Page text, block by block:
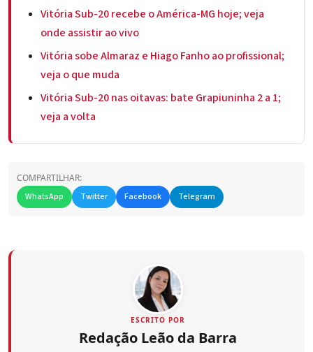
Vitória Sub-20 recebe o América-MG hoje; veja
onde assistir ao vivo
Vitória sobe Almaraz e Hiago Fanho ao profissional;
veja o que muda
Vitória Sub-20 nas oitavas: bate Grapiuninha 2 a 1;
veja a volta
COMPARTILHAR:
WhatsApp
Twitter Facebook Telegram
ESCRITO POR
Redação Leão da Barra